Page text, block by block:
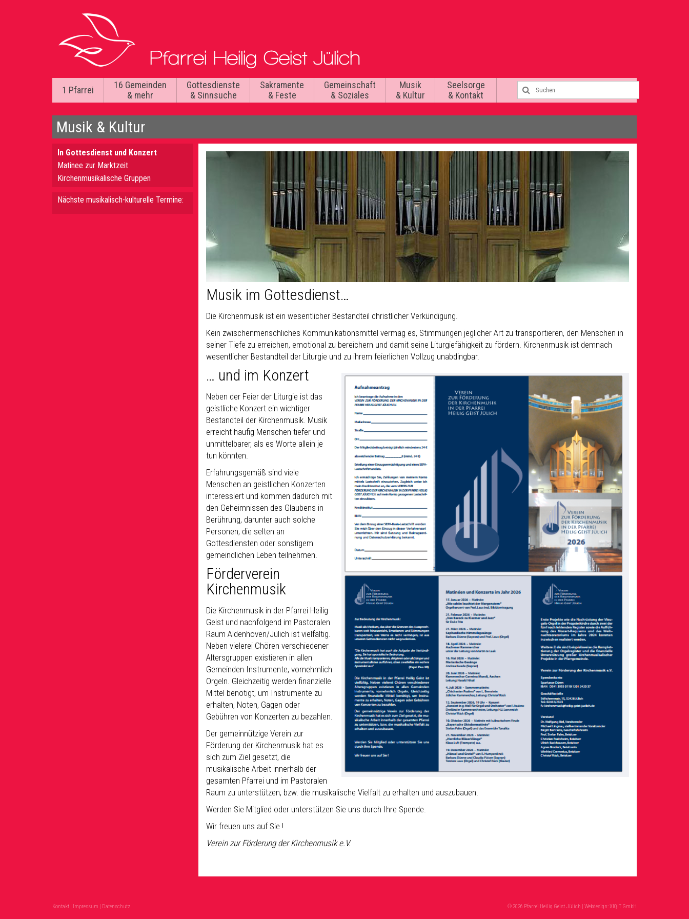
1 Pfarrei
16 Gemeinden
& mehr
Gottesdienste
& Sinnsuche
Sakramente
& Feste
Gemeinschaft
& Soziales
Musik
& Kultur
Seelsorge
& Kontakt
Musik & Kultur
Musik im Gottesdienst…
Die Kirchenmusik ist ein wesentlicher Bestandteil christlicher Verkündigung.
Kein zwischenmenschliches Kommunikationsmittel vermag es, Stimmungen jeglicher Art zu transportieren, den Menschen in
seiner Tiefe zu erreichen, emotional zu bereichern und damit seine Liturgiefähigkeit zu fördern. Kirchenmusik ist demnach
wesentlicher Bestandteil der Liturgie und zu ihrem feierlichen Vollzug unabdingbar.
… und im Konzert
Neben der Feier der Liturgie ist das
geistliche Konzert ein wichtiger
Bestandteil der Kirchenmusik. Musik
erreicht häufig Menschen tiefer und
unmittelbarer, als es Worte allein je
tun könnten.
Erfahrungsgemäß sind viele
Menschen an geistlichen Konzerten
interessiert und kommen dadurch mit
den Geheimnissen des Glaubens in
Berührung, darunter auch solche
Personen, die selten an
Gottesdiensten oder sonstigem
gemeindlichen Leben teilnehmen.
Förderverein
Kirchenmusik
Die Kirchenmusik in der Pfarrei Heilig
Geist und nachfolgend im Pastoralen
Raum Aldenhoven/Jülich ist vielfältig.
Neben vielerei Chören verschiedener
Altersgruppen existieren in allen
Gemeinden Instrumente, vornehmlich
Orgeln. Gleichzeitig werden finanzielle
Mittel benötigt, um Instrumente zu
erhalten, Noten, Gagen oder
Gebühren von Konzerten zu bezahlen.
Der gemeinnützige Verein zur
Förderung der Kirchenmusik hat es
sich zum Ziel gesetzt, die
musikalische Arbeit innerhalb der
gesamten Pfarrei und im Pastoralen
Raum zu unterstützen, bzw. die musikalische Vielfalt zu erhalten und auszubauen.
Werden Sie Mitglied oder unterstützen Sie uns durch Ihre Spende.
Wir freuen uns auf Sie !
Verein zur Förderung der Kirchenmusik e.V.
In Gottesdienst und Konzert
Matinee zur Marktzeit
Kirchenmusikalische Gruppen
Nächste musikalisch-kulturelle Termine:
Kontakt | Impressum | Datenschutz © 2026 Pfarrei Heilig Geist Jülich | Webdesign:XIQIT GmbH